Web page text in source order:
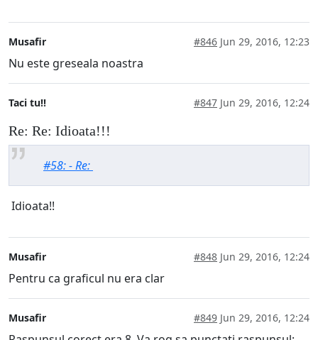
Musafir #846 Jun 29, 2016, 12:23
Nu este greseala noastra
Taci tu!! #847 Jun 29, 2016, 12:24
Re: Re: Idioata!!!
#58: - Re:
Idioata!!
Musafir #848 Jun 29, 2016, 12:24
Pentru ca graficul nu era clar
Musafir #849 Jun 29, 2016, 12:24